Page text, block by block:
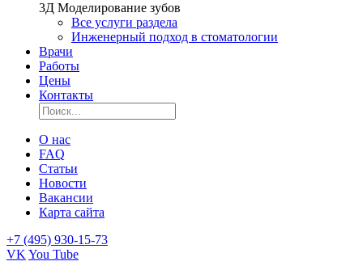
3Д Моделирование зубов
Все услуги раздела
Инженерный подход в стоматологии
Врачи
Работы
Цены
Контакты
О нас
FAQ
Статьи
Новости
Вакансии
Карта сайта
+7 (495) 930-15-73
VK You Tube